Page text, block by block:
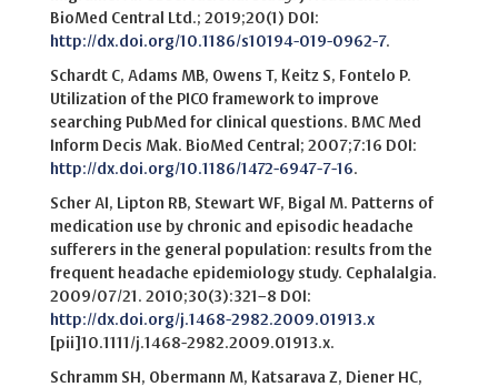
BioMed Central Ltd.; 2019;20(1) DOI:
http://dx.doi.org/10.1186/s10194-019-0962-7.
Schardt C, Adams MB, Owens T, Keitz S, Fontelo P.
Utilization of the PICO framework to improve
searching PubMed for clinical questions. BMC Med
Inform Decis Mak. BioMed Central; 2007;7:16 DOI:
http://dx.doi.org/10.1186/1472-6947-7-16.
Scher AI, Lipton RB, Stewart WF, Bigal M. Patterns of
medication use by chronic and episodic headache
sufferers in the general population: results from the
frequent headache epidemiology study. Cephalalgia.
2009/07/21. 2010;30(3):321–8 DOI:
http://dx.doi.org/j.1468-2982.2009.01913.x
[pii]10.1111/j.1468-2982.2009.01913.x.
Schramm SH, Obermann M, Katsarava Z, Diener HC,